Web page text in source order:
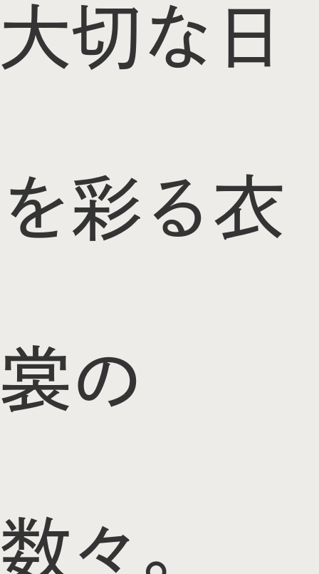
大切な日
を彩る衣
裳の
数々。